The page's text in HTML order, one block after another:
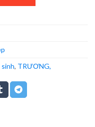
sinh, TRƯƠNG,